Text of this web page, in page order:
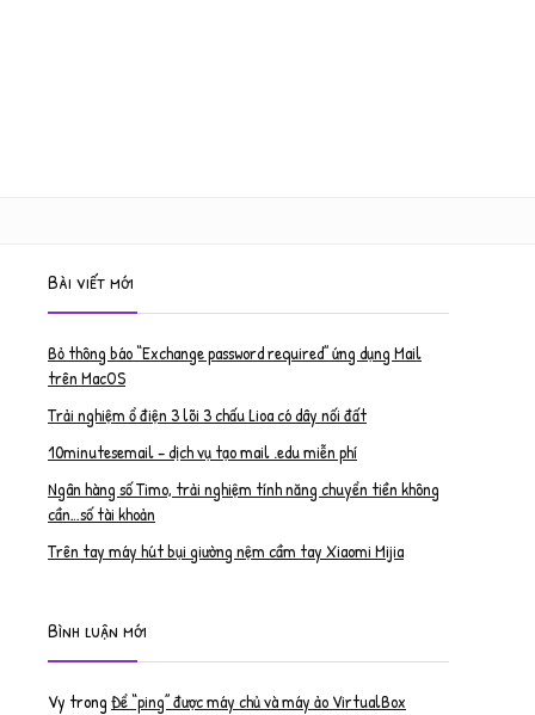
Bài viết mới
Bỏ thông báo “Exchange password required” ứng dụng Mail
trên MacOS
Trải nghiệm ổ điện 3 lõi 3 chấu Lioa có dây nối đất
10minutesemail – dịch vụ tạo mail .edu miễn phí
Ngân hàng số Timo, trải nghiệm tính năng chuyển tiền không
cần…số tài khoản
Trên tay máy hút bụi giường nệm cầm tay Xiaomi Mijia
Bình luận mới
Vy trongĐể “ping” được máy chủ và máy ảo VirtualBox